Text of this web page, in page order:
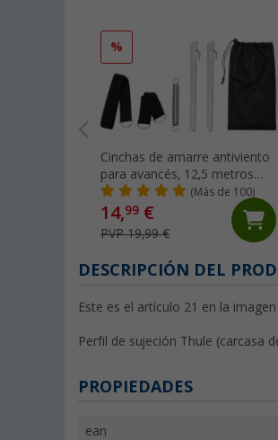
%
Cinchas de amarre antiviento
para avancés, 12,5 metros
Berger
(Más de 100)
14,99 €
PVP 19,99 €
DESCRIPCIÓN DEL
Este es el artículo 21 en la imagen
Perfil de sujeción Thule (carcasa
PROPIEDADES
ean